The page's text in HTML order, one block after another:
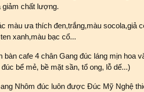
giảm chất lượng.
màu ưa thích đen,trắng,màu socola,giả
xanh,màu bạc cổ...
bàn cafe 4 chân Gang đúc láng mịn hoa
bể mẻ, bề mặt sần, tổ ong, lỗ dế...)
Nhôm đúc luôn được Đúc Mỹ Nghệ